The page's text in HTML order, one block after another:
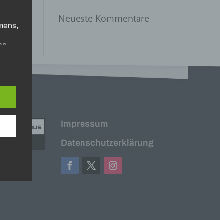
Neueste Kommentare
Impressum
Datenschutzerklärung